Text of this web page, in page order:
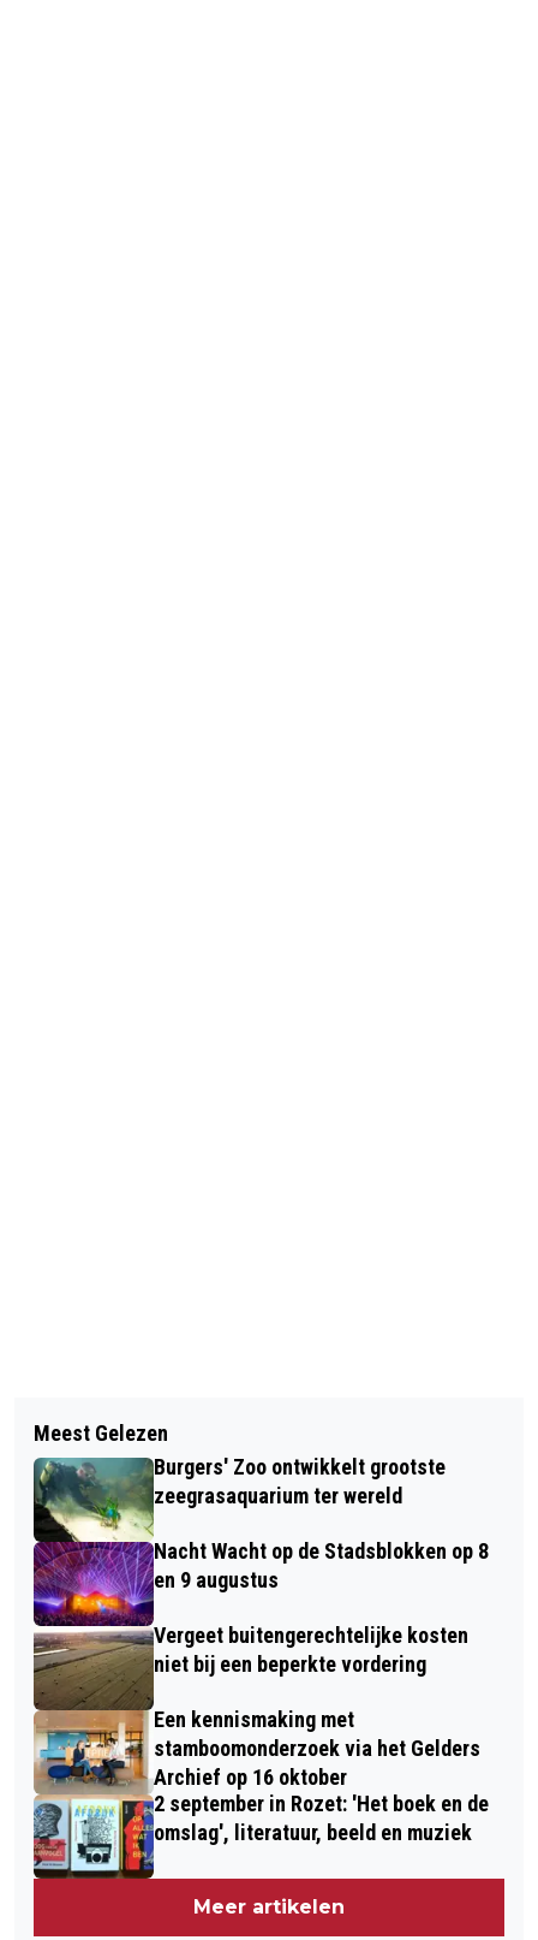
NS LAAT WEER MEER TREINEN RIJDEN
VANAF MEI
ARNHEM KRIJGT GROENE BUSHALTE
MET PASPOORT
Meest Gelezen
Burgers' Zoo ontwikkelt grootste
zeegrasaquarium ter wereld
Nacht Wacht op de Stadsblokken op 8
en 9 augustus
Vergeet buitengerechtelijke kosten
niet bij een beperkte vordering
Een kennismaking met
stamboomonderzoek via het Gelders
Archief op 16 oktober
2 september in Rozet: 'Het boek en de
omslag', literatuur, beeld en muziek
Meer artikelen